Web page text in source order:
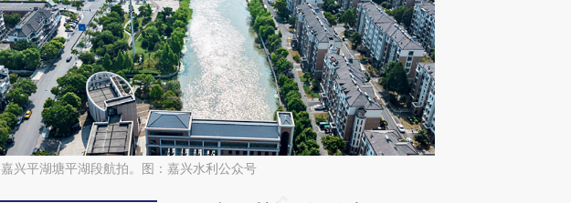
嘉兴平湖塘平湖段航拍。图：嘉兴水利公众号